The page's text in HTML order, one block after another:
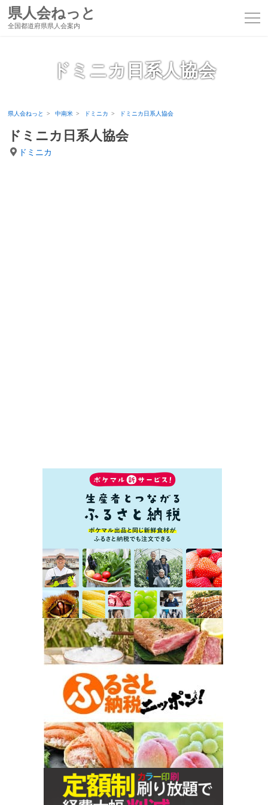
県人会ねっと
全国都道府県県人会案内
ドミニカ日系人協会
県人会ねっと 中南米 ドミニカ ドミニカ日系人協会
ドミニカ日系人協会
ドミニカ